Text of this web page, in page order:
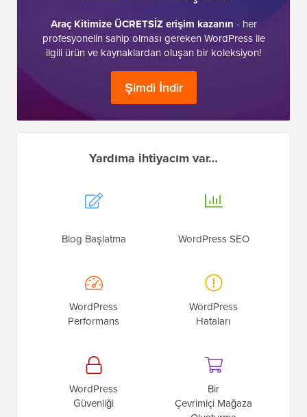
Araç Kitimize ÜCRETSİZ erişim kazanın - her
profesyonelin sahip olması gereken WordPress ile
ilgili ürün ve kaynaklardan oluşan bir koleksiyon!
Şimdi İndir
Yardıma ihtiyacım var…
Blog Başlatma WordPress SEO
WordPress
Performans
WordPress
Hataları
WordPress
Güvenliği
Bir
Çevrimiçi Mağaza